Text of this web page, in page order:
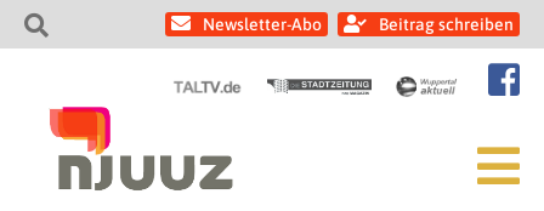
Newsletter-Abo Beitrag schreiben